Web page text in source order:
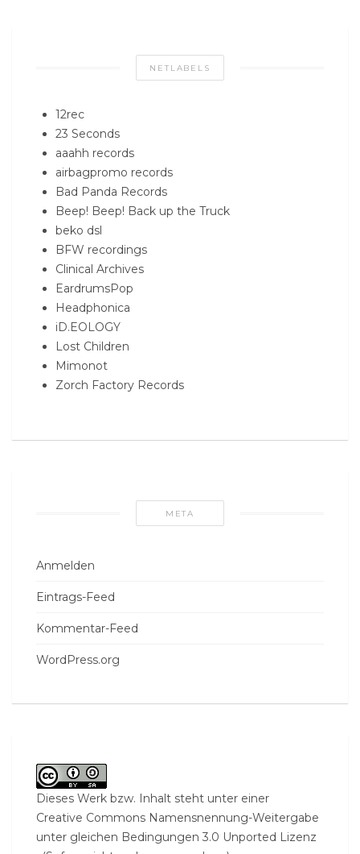
NETLABELS
12rec
23 Seconds
aaahh records
airbagpromo records
Bad Panda Records
Beep! Beep! Back up the Truck
beko dsl
BFW recordings
Clinical Archives
EardrumsPop
Headphonica
iD.EOLOGY
Lost Children
Mimonot
Zorch Factory Records
META
Anmelden
Eintrags-Feed
Kommentar-Feed
WordPress.org
Dieses Werk bzw. Inhalt steht unter einer
Creative Commons Namensnennung-Weitergabe
unter gleichen Bedingungen 3.0 Unported Lizenz